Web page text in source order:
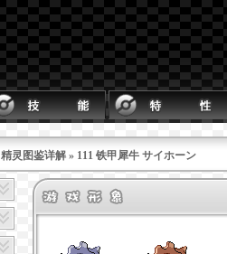
精灵图鉴详解 » 111 铁甲犀牛 サイホーン